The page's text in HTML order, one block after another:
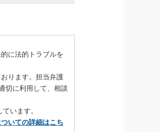
に法的トラブルを
ります。担当弁護
切に利用して、相談
います。
いての詳細はこち